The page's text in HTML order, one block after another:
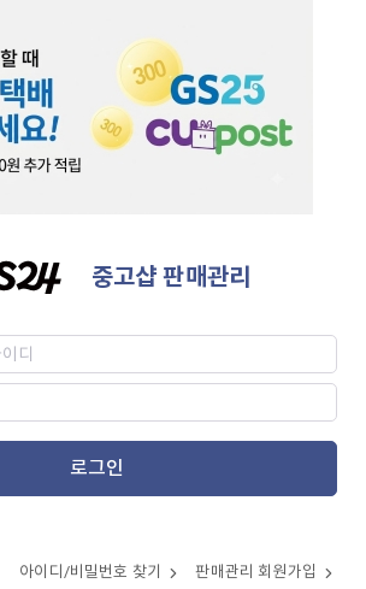
중고샵 판매관리
로그인
아이디/비밀번호 찾기 판매관리 회원가입